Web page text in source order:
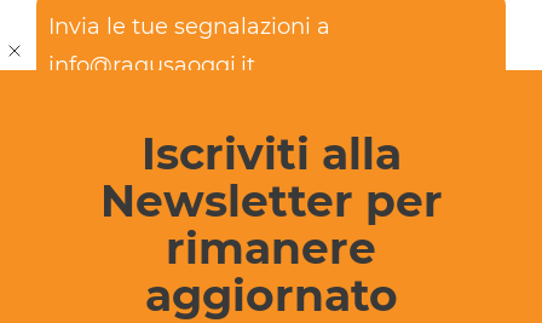
Invia le tue segnalazioni a
info@ragusaoggi.it
Iscriviti alla
Newsletter per
rimanere
aggiornato